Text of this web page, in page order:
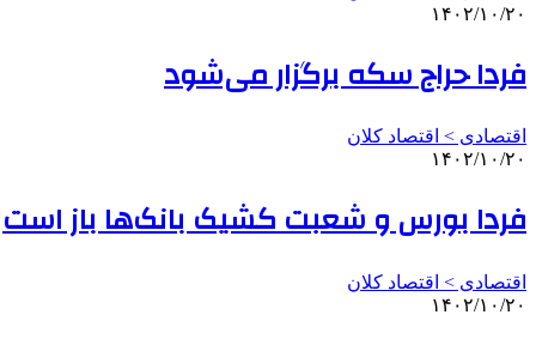
۱۴۰۲/۱۰/۲۰
فردا حراج سکه برگزار می‌شود
اقتصادی > اقتصاد کلان
۱۴۰۲/۱۰/۲۰
فردا بورس و شعبت کشیک بانک‌ها باز است
اقتصادی > اقتصاد کلان
۱۴۰۲/۱۰/۲۰